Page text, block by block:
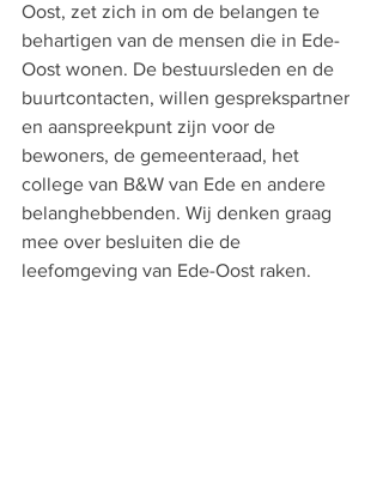
Oost, zet zich in om de belangen te
behartigen van de mensen die in Ede-
Oost wonen. De bestuursleden en de
buurtcontacten, willen gesprekspartner
en aanspreekpunt zijn voor de
bewoners, de gemeenteraad, het
college van B&W van Ede en andere
belanghebbenden. Wij denken graag
mee over besluiten die de
leefomgeving van Ede-Oost raken.